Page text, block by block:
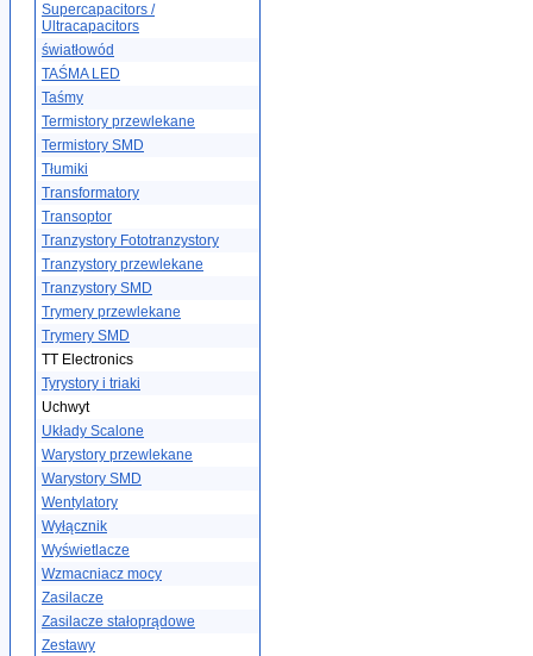
Supercapacitors /
Ultracapacitors
światłowód
TAŚMA LED
Taśmy
Termistory przewlekane
Termistory SMD
Tłumiki
Transformatory
Transoptor
Tranzystory Fototranzystory
Tranzystory przewlekane
Tranzystory SMD
Trymery przewlekane
Trymery SMD
TT Electronics
Tyrystory i triaki
Uchwyt
Układy Scalone
Warystory przewlekane
Warystory SMD
Wentylatory
Wyłącznik
Wyświetlacze
Wzmacniacz mocy
Zasilacze
Zasilacze stałoprądowe
Zestawy